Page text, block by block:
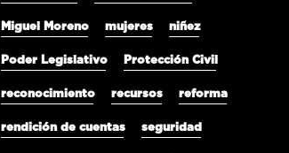
Miguel Moreno mujeres niñez
Poder Legislativo Protección Civil
reconocimiento recursos reforma
rendición de cuentas seguridad